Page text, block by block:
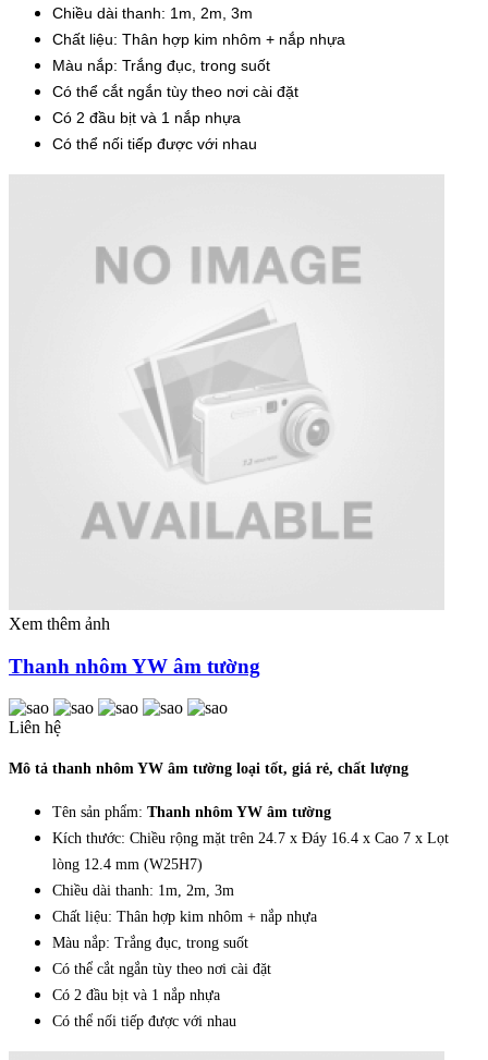
Chiều dài thanh: 1m, 2m, 3m
Chất liệu: Thân hợp kim nhôm + nắp nhựa
Màu nắp: Trắng đục, trong suốt
Có thể cắt ngắn tùy theo nơi cài đặt
Có 2 đầu bịt và 1 nắp nhựa
Có thể nối tiếp được với nhau
Xem thêm ảnh
Thanh nhôm YW âm tường
Liên hệ
Mô tả thanh nhôm YW âm tường loại tốt, giá rẻ, chất lượng
Tên sản phẩm: Thanh nhôm YW âm tường
Kích thước: Chiều rộng mặt trên 24.7 x Đáy 16.4 x Cao 7 x Lọt
lòng 12.4 mm (W25H7)
Chiều dài thanh: 1m, 2m, 3m
Chất liệu: Thân hợp kim nhôm + nắp nhựa
Màu nắp: Trắng đục, trong suốt
Có thể cắt ngắn tùy theo nơi cài đặt
Có 2 đầu bịt và 1 nắp nhựa
Có thể nối tiếp được với nhau